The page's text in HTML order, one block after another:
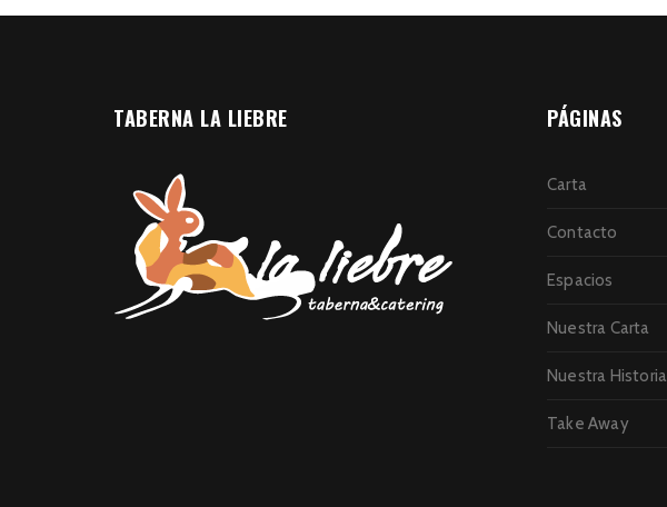
TABERNA LA LIEBRE PÁGINAS
Carta
Contacto
Espacios
Nuestra Carta
Nuestra Historia
Take Away